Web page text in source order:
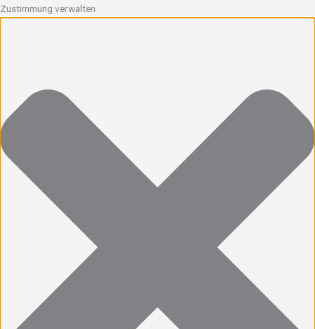
Zustimmung verwalten